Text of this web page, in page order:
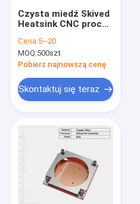
Czysta miedź Skived
Heatsink CNC proces
Cena:5~20
MOQ:500szt
Pobierz najnowszą cenę
Skontaktuj się teraz